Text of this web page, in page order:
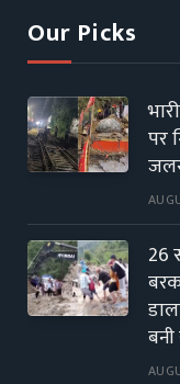
Our Picks
पर
26